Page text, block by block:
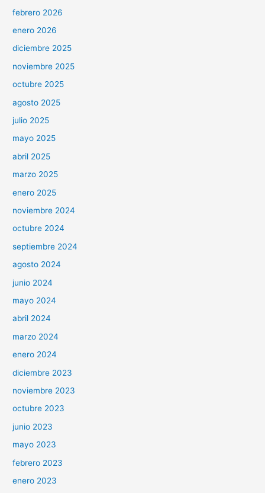
febrero 2026
enero 2026
diciembre 2025
noviembre 2025
octubre 2025
agosto 2025
julio 2025
mayo 2025
abril 2025
marzo 2025
enero 2025
noviembre 2024
octubre 2024
septiembre 2024
agosto 2024
junio 2024
mayo 2024
abril 2024
marzo 2024
enero 2024
diciembre 2023
noviembre 2023
octubre 2023
junio 2023
mayo 2023
febrero 2023
enero 2023